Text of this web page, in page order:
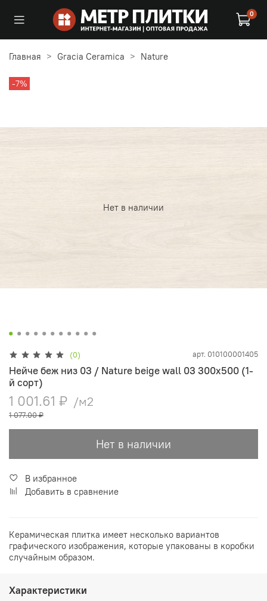
0
Главная Gracia Ceramica Nature
Нет в наличии
-7%
(0) арт. 010100001405
Нейче беж низ 03 / Nature beige wall 03 300х500 (1-
й сорт)
1 001.61 ₽ /м2
1 077.00 ₽
Нет в наличии
В избранное
Добавить в сравнение
Керамическая плитка имеет несколько вариантов
графического изображения, которые упакованы в коробки
случайным образом.
Характеристики